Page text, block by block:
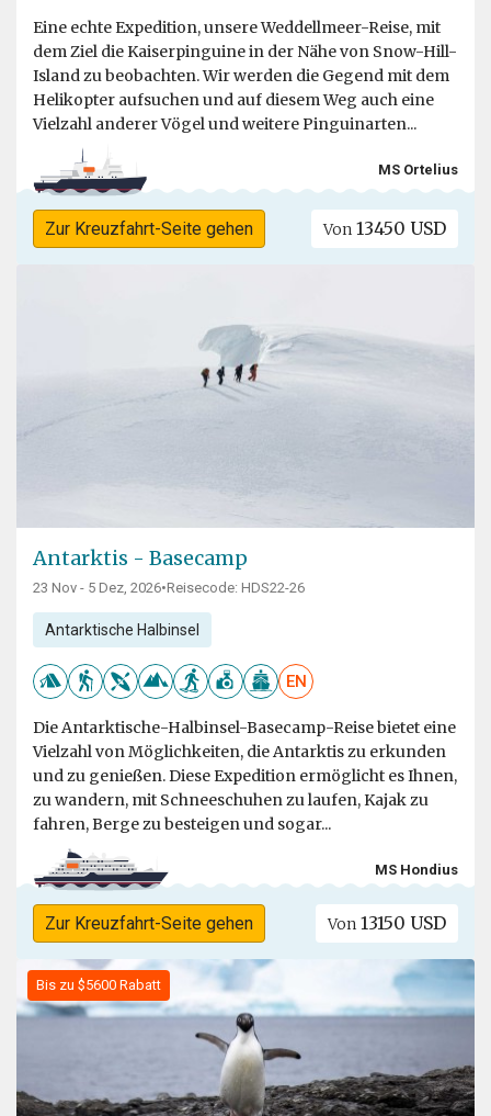
Eine echte Expedition, unsere Weddellmeer-Reise, mit
dem Ziel die Kaiserpinguine in der Nähe von Snow-Hill-
Island zu beobachten. Wir werden die Gegend mit dem
Helikopter aufsuchen und auf diesem Weg auch eine
Vielzahl anderer Vögel und weitere Pinguinarten...
MS Ortelius
Zur Kreuzfahrt-Seite gehen Von 13450 USD
Antarktis - Basecamp
23 Nov - 5 Dez, 2026•Reisecode: HDS22-26
Antarktische Halbinsel
EN
Die Antarktische-Halbinsel-Basecamp-Reise bietet eine
Vielzahl von Möglichkeiten, die Antarktis zu erkunden
und zu genießen. Diese Expedition ermöglicht es Ihnen,
zu wandern, mit Schneeschuhen zu laufen, Kajak zu
fahren, Berge zu besteigen und sogar...
MS Hondius
Zur Kreuzfahrt-Seite gehen Von 13150 USD
Bis zu $5600 Rabatt